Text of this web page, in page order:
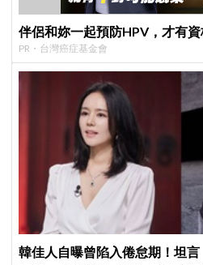
伴侶和妳一起預防HPV，才有資
PR・台灣癌症基金會
韓佳人自曝曾陷入倦怠期！坦